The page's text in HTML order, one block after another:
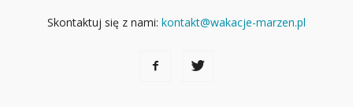
Skontaktuj się z nami: kontakt@wakacje-marzen.pl